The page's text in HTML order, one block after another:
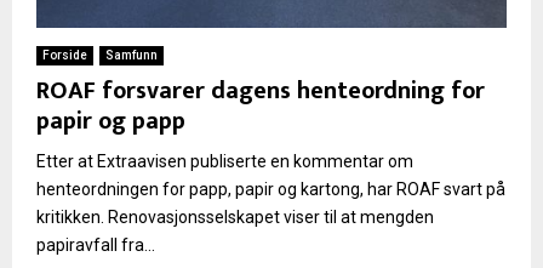
Forside Samfunn
ROAF forsvarer dagens henteordning for
papir og papp
Etter at Extraavisen publiserte en kommentar om
henteordningen for papp, papir og kartong, har ROAF svart på
kritikken. Renovasjonsselskapet viser til at mengden
papiravfall fra...